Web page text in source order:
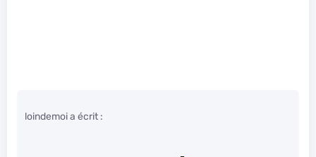
loindemoi a écrit :